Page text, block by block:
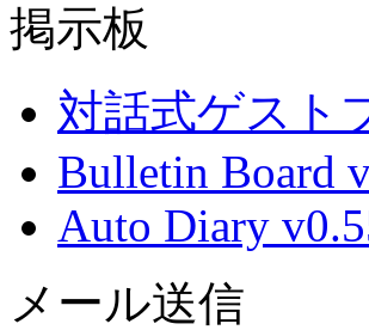
掲示板
対話式ゲスト
Bulletin Board
Auto Diary
メール送信